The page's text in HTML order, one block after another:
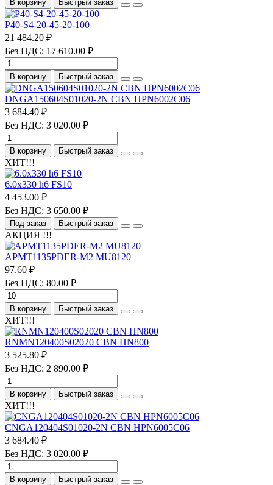
В корзину Быстрый заказ
P40-S4-20-45-20-100
21 484.20 ₽
Без НДС: 17 610.00 ₽
В корзину Быстрый заказ
DNGA150604S01020-2N CBN HPN6002C06
3 684.40 ₽
Без НДС: 3 020.00 ₽
В корзину Быстрый заказ
ХИТ!!!
6.0х330 h6 FS10
4 453.00 ₽
Без НДС: 3 650.00 ₽
Под заказ Быстрый заказ
АКЦИЯ !!!
APMT1135PDER-M2 MU8120
97.60 ₽
Без НДС: 80.00 ₽
В корзину Быстрый заказ
ХИТ!!!
RNMN120400S02020 CBN HN800
3 525.80 ₽
Без НДС: 2 890.00 ₽
В корзину Быстрый заказ
ХИТ!!!
CNGA120404S01020-2N CBN HPN6005C06
3 684.40 ₽
Без НДС: 3 020.00 ₽
В корзину Быстрый заказ